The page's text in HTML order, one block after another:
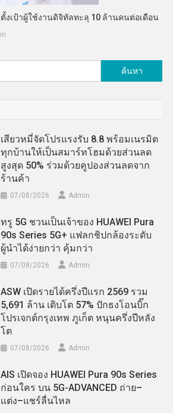
งเป้าผู้ใช้งานดิจิทัลทะลุ 10 ล้านคนต่อเดือน
สำหรับ:
เสียวหมี่จัดโปรแรงรับ 8.8 พร้อมเนรมิต
ทุกบ้านให้เป็นสมาร์ทโฮมด้วยส่วนลด
สูงสุด 50% ร่วมด้วยคูปองส่วนลดจาก
ร้านค้า
07/08/2026 Admin
ทรู 5G ชวนเป็นเจ้าของ HUAWEI Pura
90s Series 5G+ แฟลกชิปกล้องระดับ
ผู้นำได้ง่ายกว่า คุ้มกว่า
07/08/2026 Admin
ASW เปิดรายได้ครึ่งปีแรก 2569 รวม
5,691 ล้าน เติบโต 57% ปักธงโอนบิ๊ก
โปรเจกต์กรุงเทพ ภูเก็ต หนุนครึ่งปีหลัง
โต
07/08/2026 Admin
AIS เปิดจอง HUAWEI Pura 90s Series
ก่อนใคร บน 5G-ADVANCED ถ่าย–
แต่ง–แชร์ลื่นไหล